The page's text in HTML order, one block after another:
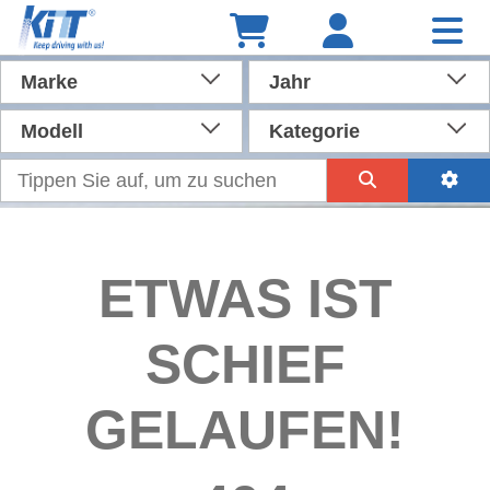
Marke Jahr
Modell Kategorie
ETWAS IST
SCHIEF
GELAUFEN!